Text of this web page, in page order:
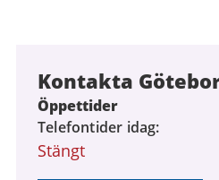
Kontakta
Öppettider
Telefontider idag
Stängt